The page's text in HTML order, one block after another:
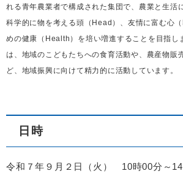
れる青年農業者で構成された集団で、農業と生活
科学的に物を考える頭（Head）、友情に富む心
めの健康（Health）を培い増進することを目指し
は、地域のこどもたちへの食育活動や、農産物販
ど、地域振興に向けて精力的に活動しています。
日時
令和７年９月２日（火） 10時00分～